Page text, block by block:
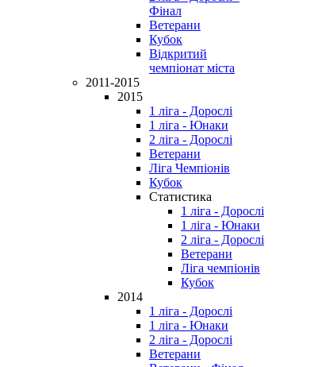
Фінал
Ветерани
Кубок
Відкритий
чемпіонат міста
2011-2015
2015
1 ліга - Дорослі
1 ліга - Юнаки
2 ліга - Дорослі
Ветерани
Ліга Чемпіонів
Кубок
Статистика
1 ліга - Дорослі
1 ліга - Юнаки
2 ліга - Дорослі
Ветерани
Ліга чемпіонів
Кубок
2014
1 ліга - Дорослі
1 ліга - Юнаки
2 ліга - Дорослі
Ветерани